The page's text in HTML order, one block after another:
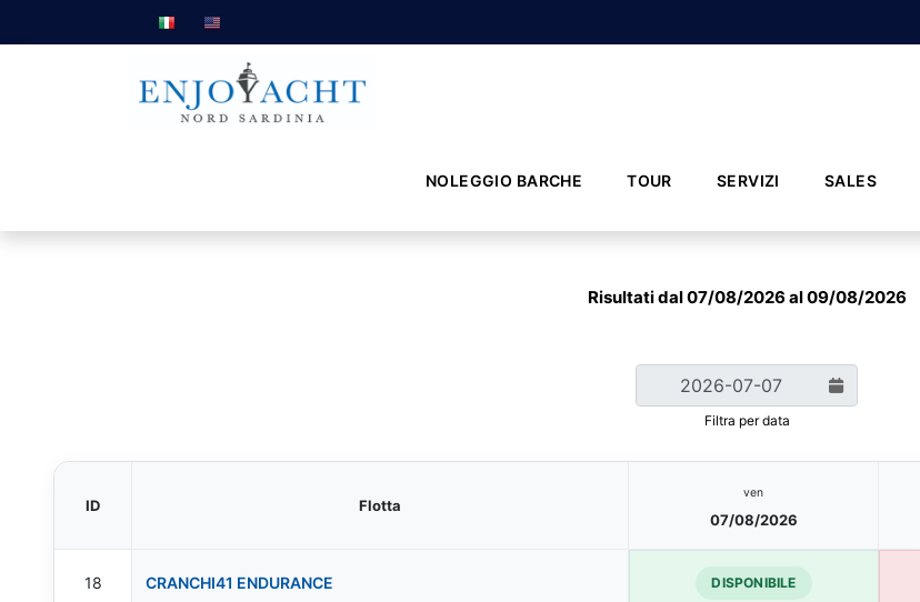
NOLEGGIO BARCHE TOUR SERVIZI SALES
Risultati dal 07/08/2026 al 09/08/2026
Filtra per data
ID Flotta
ven
07/08/2026
18 CRANCHI41 ENDURANCE DISPONIBILE